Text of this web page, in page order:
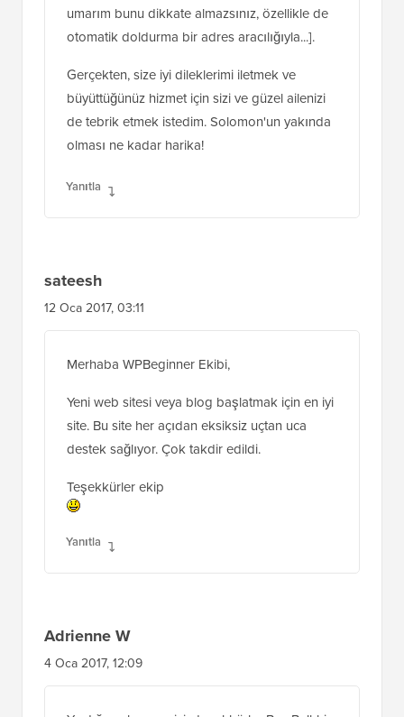
umarım bunu dikkate almazsınız, özellikle de
otomatik doldurma bir adres aracılığıyla...].
Gerçekten, size iyi dileklerimi iletmek ve
büyüttüğünüz hizmet için sizi ve güzel ailenizi
de tebrik etmek istedim. Solomon'un yakında
olması ne kadar harika!
Yanıtla
sateesh
12 Oca 2017, 03:11
Merhaba WPBeginner Ekibi,
Yeni web sitesi veya blog başlatmak için en iyi
site. Bu site her açıdan eksiksiz uçtan uca
destek sağlıyor. Çok takdir edildi.
Teşekkürler ekip
Yanıtla
Adrienne W
4 Oca 2017, 12:09